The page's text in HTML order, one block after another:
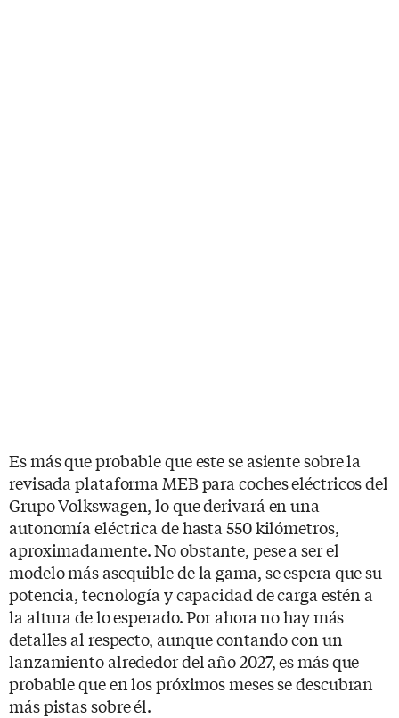
Es más que probable que este se asiente sobre la
revisada plataforma MEB para coches eléctricos del
Grupo Volkswagen, lo que derivará en una
autonomía eléctrica de hasta 550 kilómetros,
aproximadamente. No obstante, pese a ser el
modelo más asequible de la gama, se espera que su
potencia, tecnología y capacidad de carga estén a
la altura de lo esperado. Por ahora no hay más
detalles al respecto, aunque contando con un
lanzamiento alrededor del año 2027, es más que
probable que en los próximos meses se descubran
más pistas sobre él.